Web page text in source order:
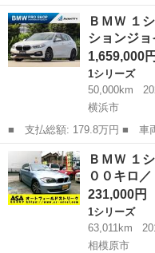
ー名： ＢＭＷ ■ 車種名：
ｄ Ｍスポーツ エディション
ロール ...
神奈川 小田原市 1シリ
ＢＭＷ １
ションジ
1,659,000円
1シリーズ
50,000km
横浜市
■ 支払総額: 179.8万円 ■ 車両本体価格： 1,659,000 円 ■ メーカ
ー名： ＢＭＷ ■ 車種名：
ｄ プレイ エディションジ
ルーズコ...
神奈川 横浜市
ＢＭＷ １
００キロ
231,000円
1シリーズ
63,011km
相模原市